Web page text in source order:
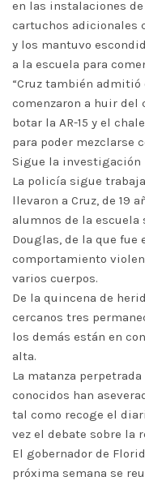
en las instalaciones
cartuchos adicionales
y los mantuvo
a la escuela para
“Cruz también
comenzaron a huir del
botar la AR-15 y el
para poder mezclarse
Sigue la investigación
La policía sigue
llevaron a Cruz, de 19
alumnos de la escuela
Douglas, de la que fue
comportamiento
varios cuerpos.
De la quincena de
cercanos tres
los demás están en
alta.
La matanza
conocidos han
tal como recoge el
vez el debate sobre la
El gobernador de
próxima semana se